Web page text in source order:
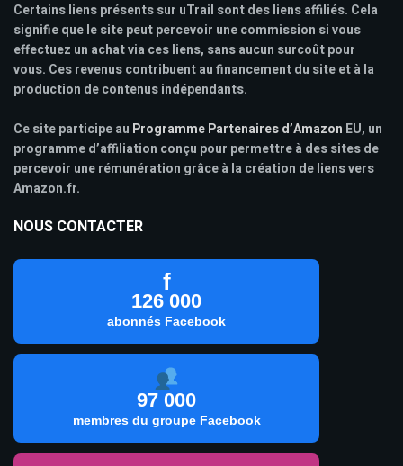
Certains liens présents sur uTrail sont des liens affiliés. Cela
signifie que le site peut percevoir une commission si vous
effectuez un achat via ces liens, sans aucun surcoût pour
vous. Ces revenus contribuent au financement du site et à la
production de contenus indépendants.
Ce site participe au Programme Partenaires d’Amazon EU, un
programme d’affiliation conçu pour permettre à des sites de
percevoir une rémunération grâce à la création de liens vers
Amazon.fr.
NOUS CONTACTER
f
126 000
abonnés Facebook
97 000
membres du groupe Facebook